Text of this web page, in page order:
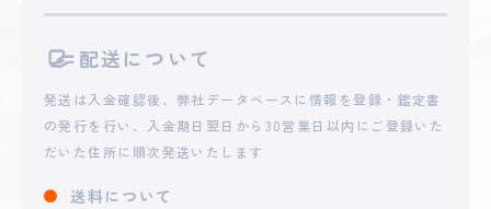
配送について
発送は入金確認後、弊社データベースに情報を登録・鑑定書
の発行を行い、入金期日翌日から30営業日以内にご登録いた
だいた住所に順次発送いたします
送料について